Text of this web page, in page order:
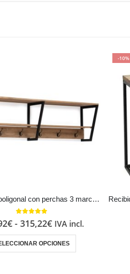
Estantería poligonal con perchas 3 marcos Estilo Industrial Vintage metal en Negro
€ - 315,22€ IVA incl.
OPCIONES
-10%